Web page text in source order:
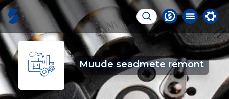
Muude seadmete remont